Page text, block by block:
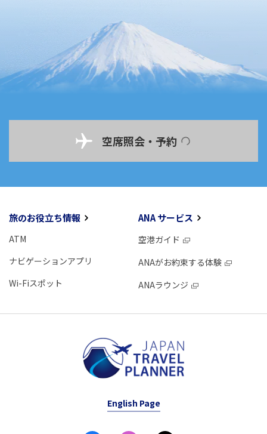
空席照会・予約
旅のお役立ち情報
ATM
ナビゲーションアプリ
Wi-Fiスポット
ANA サービス
空港ガイド
ANAがお約束する体験
ANAラウンジ
English Page